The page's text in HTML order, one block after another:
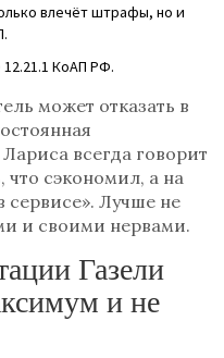
влечёт штрафы, но и
12.21.1 КоАП РФ.
может отказать в
всегда говорит
что сэкономил, а на
сервисе». Лучше не
и своими нервами.
Газели
и не